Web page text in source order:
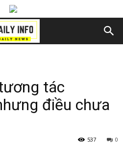
tác
điều chưa
0
537